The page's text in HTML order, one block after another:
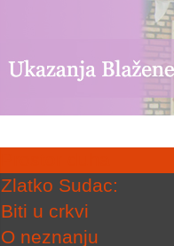
Zlatko Sudac:
Biti u crkvi
O neznanju